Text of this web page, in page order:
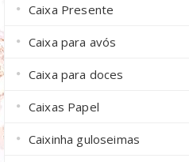
Caixa Presente
Caixa para avós
Caixa para doces
Caixas Papel
Caixinha guloseimas